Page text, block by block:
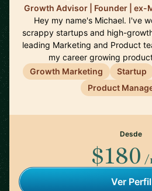
Growth Advisor | Founder | ex-
Hey my name's Michael. I've
scrappy startups and high-
leading Marketing and Product
my career growing
Growth Marketing
Startup
Product
Desde
$180 /
Ver Perfil